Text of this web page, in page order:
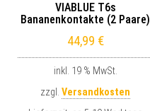
VIABLUE T6s
Bananenkontakte (2 Paare)
44,99 €
inkl. 19 % MwSt.
zzgl.Versandkosten